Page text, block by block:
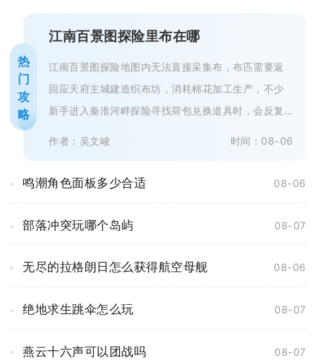
热
门
攻
略
江南百景图探险里布在哪
江南百景图探险地图内无法直接采集布，布匹需要返
回应天府主城建造织布坊，消耗棉花加工生产，不少
新手进入秦淮河畔探险寻找荷包兑换道具时，会反复
作者：吴文峻 时间：08-06
鸣潮角色面板多少合适 08-06
部落冲突玩哪个岛屿 08-07
无尽的拉格朗日怎么获得航空母舰 08-06
绝地求生跳伞怎么玩 08-07
燕云十六声可以团战吗 08-07